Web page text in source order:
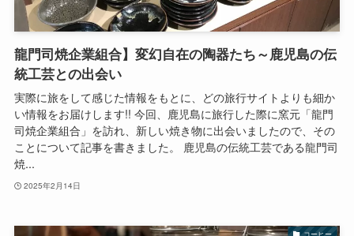
龍門司焼企業組合】変幻自在の陶器たち～鹿児島の伝
統工芸との出会い
実際に旅をして感じた情報をもとに、どの旅行サイトよりも細か
い情報をお届けします!! 今回、鹿児島に旅行した際に窯元「龍門
司焼企業組合」を訪れ、新しい焼き物に出会いましたので、その
ことについて記事を書きました。 鹿児島の伝統工芸である龍門司
焼...
2025年2月14日
コーヒー